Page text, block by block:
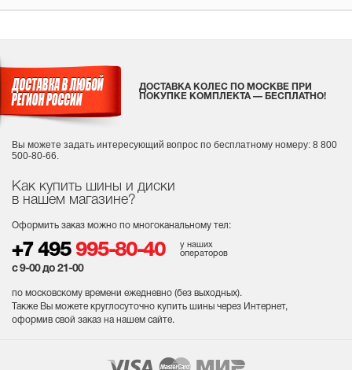
Как купить шины и диски
в нашем магазине?
Оформить заказ можно по многоканальному тел:
+7 495 995-80-40
у наших
операторов
с 9-00 до 21-00
по московскому времени ежедневно (без выходных).
Также Вы можете круглосуточно купить шины через Интернет,
оформив свой заказ на нашем сайте.
ДОСТАВКА КОЛЕС ПО МОСКВЕ ПРИ
ПОКУПКЕ КОМПЛЕКТА — БЕСПЛАТНО!
Вы можете задать интересующий вопрос по бесплатному номеру: 8 800
500-80-66.